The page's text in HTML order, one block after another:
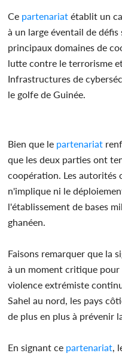
Ce partenariat établit un
à un large éventail de
principaux domaines de
lutte contre le terrorisme
Infrastructures de
le golfe de Guinée.
Bien que le partenariat
que les deux parties ont
coopération. Les autorités
n'implique ni le
l'établissement de bases
ghanéen.
Faisons remarquer que la
à un moment critique
violence extrémiste
Sahel au nord, les pays
de plus en plus à prévenir
En signant ce partenariat,